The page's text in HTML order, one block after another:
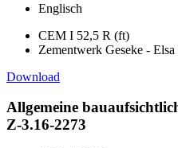
Englisch
CEM I 52,5 R (ft)
Zementwerk Geseke - Elsa
Download
Allgemeine
Z-3.16-2273